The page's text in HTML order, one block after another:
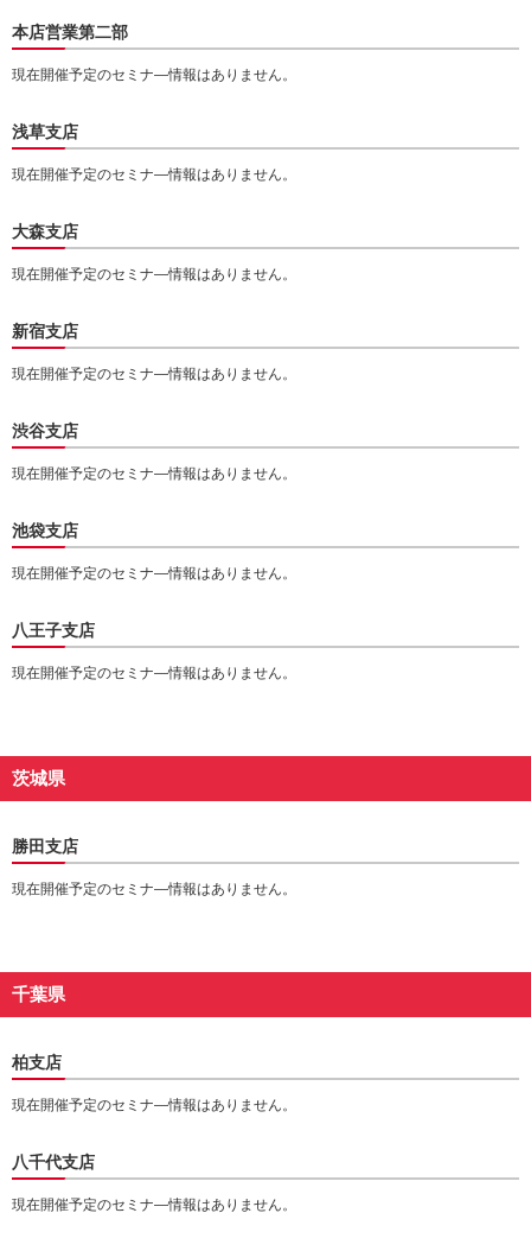
し
す。
ッ
タ
情
移
動
す。
本店営業第二部
現在開催予定のセミナ―情報はありません。
浅草支店
現在開催予定のセミナ―情報はありません。
大森支店
現在開催予定のセミナ―情報はありません。
新宿支店
現在開催予定のセミナ―情報はありません。
渋谷支店
現在開催予定のセミナ―情報はありません。
池袋支店
現在開催予定のセミナ―情報はありません。
八王子支店
現在開催予定のセミナ―情報はありません。
茨城県
勝田支店
現在開催予定のセミナ―情報はありません。
千葉県
柏支店
現在開催予定のセミナ―情報はありません。
八千代支店
現在開催予定のセミナ―情報はありません。